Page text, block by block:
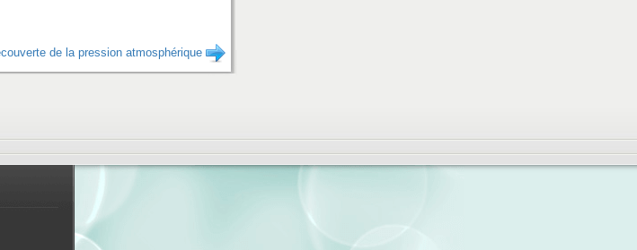
de la pression atmosphérique